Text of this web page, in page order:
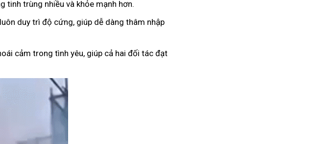
tinh trùng nhiều và khỏe mạnh hơn.
duy trì độ cứng, giúp dễ dàng thâm nhập
cảm trong tình yêu, giúp cả hai đối tác đạt